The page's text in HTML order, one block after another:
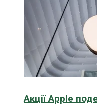
Акції Apple